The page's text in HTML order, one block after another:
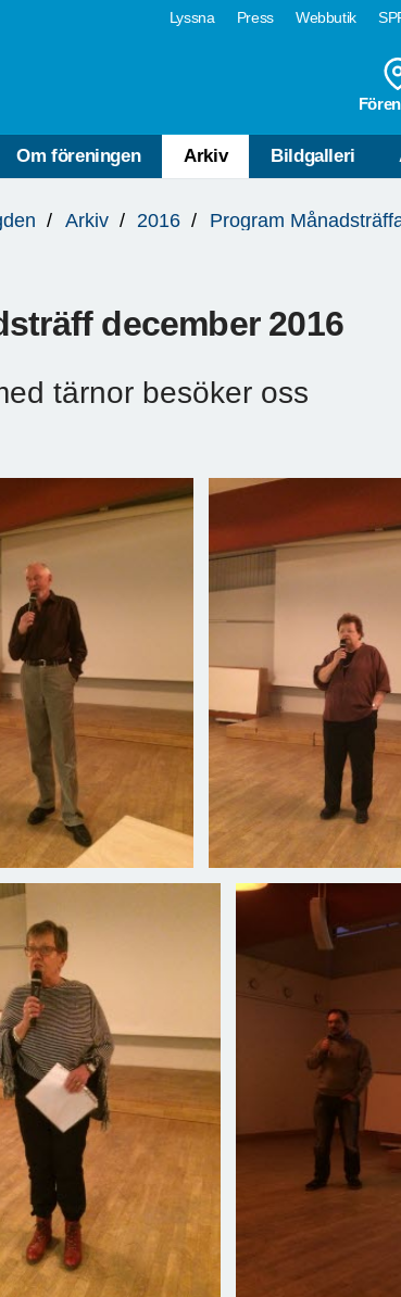
Lyssna Press Webbutik
Om föreningen Arkiv Bildgalleri
Arkiv 2016
Program
december 2016
tärnor besöker oss